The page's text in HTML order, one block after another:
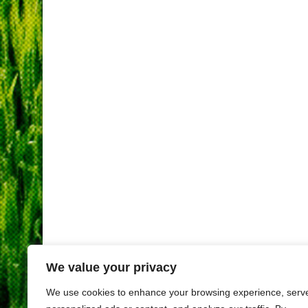
We value your privacy
We use cookies to enhance your browsing experience,